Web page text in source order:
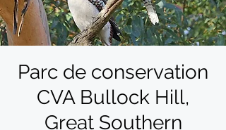
Parc de conservation
CVA Bullock Hill,
Great Southern